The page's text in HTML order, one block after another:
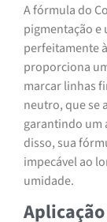
A fórmula do
pigmentação e
perfeitamente
proporciona
marcar linhas
neutro, que se
garantindo um
disso, sua
impecável ao
umidade.